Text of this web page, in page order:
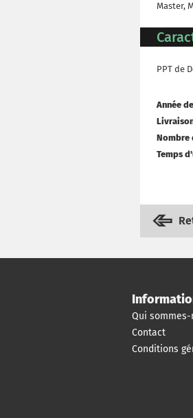
Master,
PPT de
Année
Nombre
Temps
Qui sommes-
Contact
Conditions